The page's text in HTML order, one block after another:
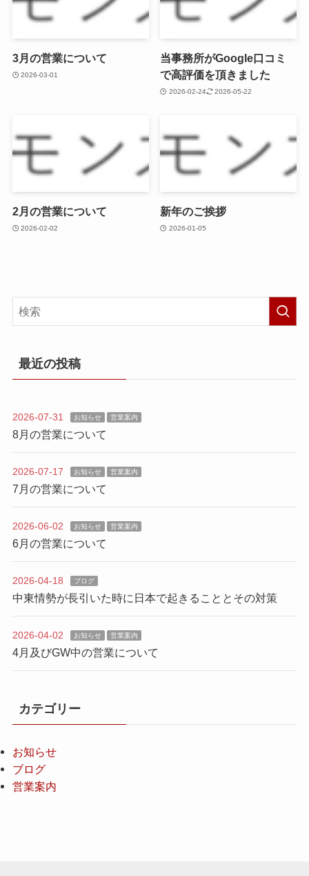
3月の営業について
2026-03-01
当事務所がGoogle口コミ
で高評価を頂きました
2026-02-24 2026-05-22
2月の営業について
2026-02-02
新年のご挨拶
2026-01-05
最近の投稿
2026-07-31 お知らせ 営業案内
8月の営業について
2026-07-17 お知らせ 営業案内
7月の営業について
2026-06-02 お知らせ 営業案内
6月の営業について
2026-04-18 ブログ
中東情勢が長引いた時に日本で起きることとその対策
2026-04-02 お知らせ 営業案内
4月及びGW中の営業について
カテゴリー
お知らせ
ブログ
営業案内